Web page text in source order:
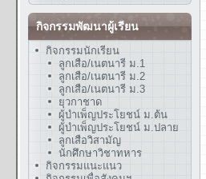
กิจกรรมพัฒนาผู้เรียน
กิจกรรมนักเรียน
ลูกเสือ/เนตนารี ม.1
ลูกเสือ/เนตนารี ม.2
ลูกเสือ/เนตนารี ม.3
ยุวกาชาด
ผู้บำเพ็ญประโยชน์ ม.ต้น
ผู้บำเพ็ญประโยชน์ ม.ปลาย
ลูกเสือวิสามัญ
นักศึกษาวิชาทหาร
กิจกรรมแนะแนว